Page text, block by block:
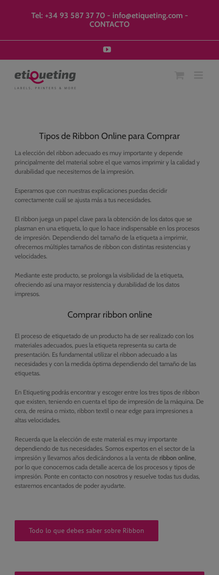
Tel: +34 93 587 37 70- info@etiqueting.com -
CONTACTO
YouTube
Tipos de Ribbon Online para Comprar
La elección del ribbon adecuado es muy importante y depende
principalmente del material sobre el que vamos imprimir y la calidad y
durabilidad que necesitemos de la impresión.
Esperamos que con nuestras explicaciones puedas decidir
correctamente cuál se ajusta más a tus necesidades.
El ribbon juega un papel clave para la obtención de los datos que se
plasman en una etiqueta, lo que lo hace indispensable en los procesos
de impresión. Dependiendo del tamaño de la etiqueta a imprimir,
ofrecemos múltiples tamaños de ribbon con distintas resistencias y
velocidades.
Mediante este producto, se prolonga la visibilidad de la etiqueta,
ofreciendo así una mayor resistencia y durabilidad de los datos
impresos.
Comprar ribbon online
El proceso de etiquetado de un producto ha de ser realizado con los
materiales adecuados, pues la etiqueta representa su carta de
presentación. Es fundamental utilizar el ribbon adecuado a las
necesidades y con la medida óptima dependiendo del tamaño de las
etiquetas.
En Etiqueting podrás encontrar y escoger entre los tres tipos de ribbon
que existen, teniendo en cuenta el tipo de impresión de la máquina. De
cera, de resina o mixto, ribbon textil o near edge para impresiones a
altas velocidades.
Recuerda que la elección de este material es muy importante
dependiendo de tus necesidades. Somos expertos en el sector de la
impresión y llevamos años dedicándonos a la venta de ribbon online,
por lo que conocemos cada detalle acerca de los procesos y tipos de
impresión. Ponte en contacto con nosotros y resuelve todas tus dudas,
estaremos encantados de poder ayudarte.
Todo lo que debes saber sobre Ribbon